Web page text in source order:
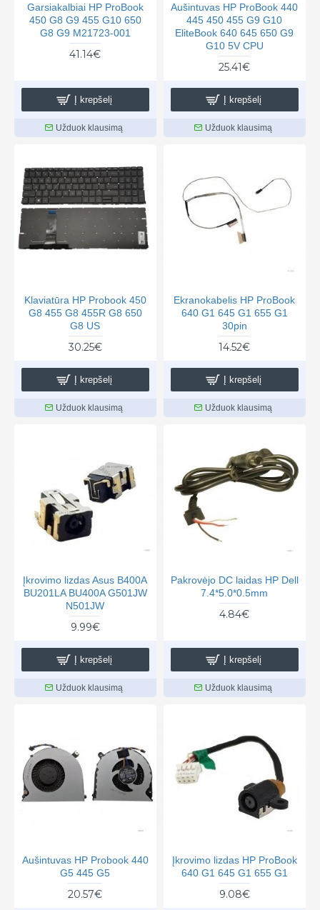
Garsiakalbiai HP ProBook
450 G8 G9 455 G10 650
G8 G9 M21723-001
41.14€
Į krepšelį
Užduok klausimą
Aušintuvas HP ProBook 440
445 450 455 G9 G10
EliteBook 640 645 650 G9
G10 5V CPU
25.41€
Į krepšelį
Užduok klausimą
Klaviatūra HP Probook 450
G8 455 G8 455R G8 650
G8 US
30.25€
Į krepšelį
Užduok klausimą
Ekranokabelis HP ProBook
640 G1 645 G1 655 G1
30pin
14.52€
Į krepšelį
Užduok klausimą
Įkrovimo lizdas Asus B400A
BU201LA BU400A G501JW
N501JW
9.99€
Į krepšelį
Užduok klausimą
Pakrovėjo DC laidas HP Dell
7.4*5.0*0.5mm
4.84€
Į krepšelį
Užduok klausimą
Aušintuvas HP Probook 440
G5 445 G5
20.57€
Įkrovimo lizdas HP ProBook
640 G1 645 G1 655 G1
9.08€